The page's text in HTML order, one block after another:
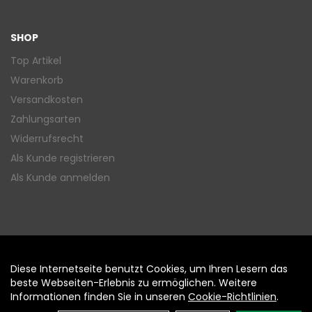
SHOP
Top Artikel
Warenkorb
Versandkosten
Zahlungsarten
Widerrufsrecht
Als Kunde registrieren
Als Kunde anmelden
Diese Internetseite benutzt Cookies, um Ihren Lesern das
beste Webseiten-Erlebnis zu ermöglichen. Weitere
Informationen finden Sie in unseren Cookie-Richtlinien.
Auftrag widerrufen